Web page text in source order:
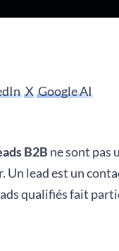
X Google AI
B2B ne sont pas
Un lead est un
qualifiés fait